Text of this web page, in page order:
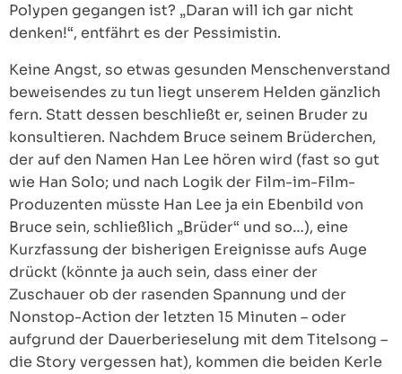
Polypen gegangen ist? „Daran will ich gar nicht
denken!“, entfährt es der Pessimistin.
Keine Angst, so etwas gesunden Menschenverstand
beweisendes zu tun liegt unserem Helden gänzlich
fern. Statt dessen beschließt er, seinen Bruder zu
konsultieren. Nachdem Bruce seinem Brüderchen,
der auf den Namen Han Lee hören wird (fast so gut
wie Han Solo; und nach Logik der Film-im-Film-
Produzenten müsste Han Lee ja ein Ebenbild von
Bruce sein, schließlich „Brüder“ und so…), eine
Kurzfassung der bisherigen Ereignisse aufs Auge
drückt (könnte ja auch sein, dass einer der
Zuschauer ob der rasenden Spannung und der
Nonstop-Action der letzten 15 Minuten – oder
aufgrund der Dauerberieselung mit dem Titelsong –
die Story vergessen hat), kommen die beiden Kerle